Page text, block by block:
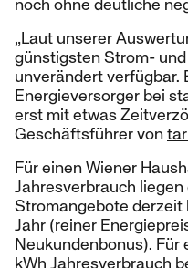
noch ohne deutliche
„Laut unserer
günstigsten Strom-
unverändert verfügbar.
Energieversorger bei
erst mit etwas
Geschäftsführer von
Für einen Wiener
Jahresverbrauch
Stromangebote derzeit
Jahr (reiner
Neukundenbonus). Für
kWh Jahresverbrauch